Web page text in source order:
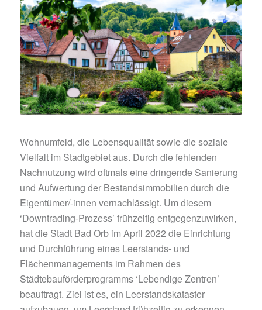
Wohnumfeld, die Lebensqualität sowie die soziale
Vielfalt im Stadtgebiet aus. Durch die fehlenden
Nachnutzung wird oftmals eine dringende Sanierung
und Aufwertung der Bestandsimmobilien durch die
Eigentümer/-innen vernachlässigt. Um diesem
‘Downtrading-Prozess’ frühzeitig entgegenzuwirken,
hat die Stadt Bad Orb im April 2022 die Einrichtung
und Durchführung eines Leerstands- und
Flächenmanagements im Rahmen des
Städtebauförderprogramms ‘Lebendige Zentren’
beauftragt. Ziel ist es, ein Leerstandskataster